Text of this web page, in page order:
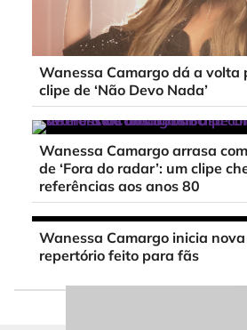
Wanessa Camargo dá a volta
clipe de ‘Não Devo Nada’
Wanessa Camargo arrasa
de ‘Fora do radar’: um clipe
referências aos anos 80
Wanessa Camargo inicia
repertório feito para fãs